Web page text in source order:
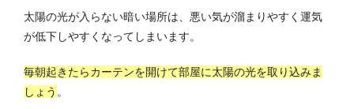
太陽の光が入らない暗い場所は、悪い気が溜まりやすく運気
が低下しやすくなってしまいます。
毎朝起きたらカーテンを開けて部屋に太陽の光を取り込みま
しょう 。